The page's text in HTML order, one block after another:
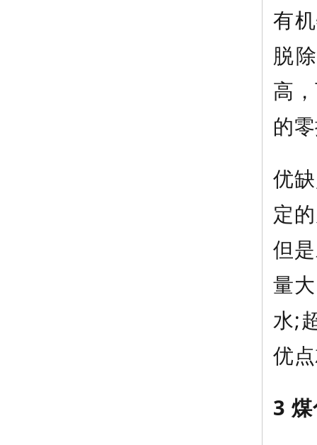
有
脱
高
的
优
定
但
量
水;
优
3